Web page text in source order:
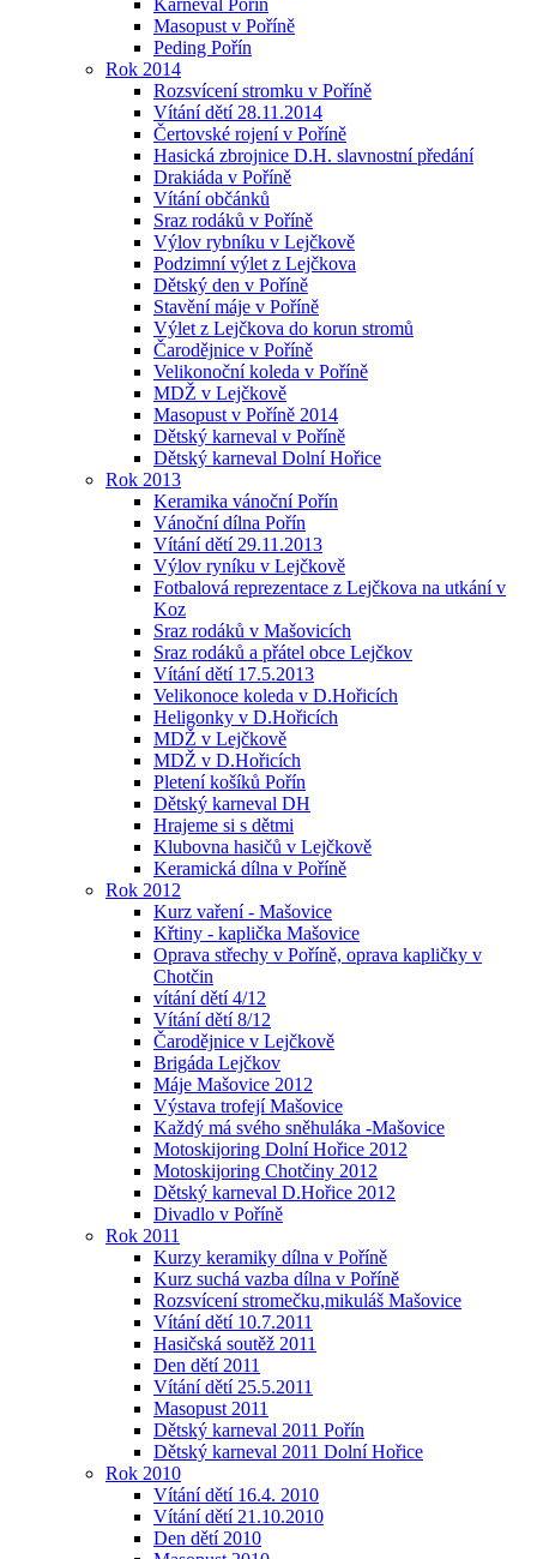
Karneval Pořín
Masopust v Poříně
Peding Pořín
Rok 2014
Rozsvícení stromku v Poříně
Vítání dětí 28.11.2014
Čertovské rojení v Poříně
Hasická zbrojnice D.H. slavnostní předání
Drakiáda v Poříně
Vítání občánků
Sraz rodáků v Poříně
Výlov rybníku v Lejčkově
Podzimní výlet z Lejčkova
Dětský den v Poříně
Stavění máje v Poříně
Výlet z Lejčkova do korun stromů
Čarodějnice v Poříně
Velikonoční koleda v Poříně
MDŽ v Lejčkově
Masopust v Poříně 2014
Dětský karneval v Poříně
Dětský karneval Dolní Hořice
Rok 2013
Keramika vánoční Pořín
Vánoční dílna Pořín
Vítání dětí 29.11.2013
Výlov ryníku v Lejčkově
Fotbalová reprezentace z Lejčkova na utkání v
Koz
Sraz rodáků v Mašovicích
Sraz rodáků a přátel obce Lejčkov
Vítání dětí 17.5.2013
Velikonoce koleda v D.Hořicích
Heligonky v D.Hořicích
MDŽ v Lejčkově
MDŽ v D.Hořicích
Pletení košíků Pořín
Dětský karneval DH
Hrajeme si s dětmi
Klubovna hasičů v Lejčkově
Keramická dílna v Poříně
Rok 2012
Kurz vaření - Mašovice
Křtiny - kaplička Mašovice
Oprava střechy v Poříně, oprava kapličky v
Chotčin
vítání dětí 4/12
Vítání dětí 8/12
Čarodějnice v Lejčkově
Brigáda Lejčkov
Máje Mašovice 2012
Výstava trofejí Mašovice
Každý má svého sněhuláka -Mašovice
Motoskijoring Dolní Hořice 2012
Motoskijoring Chotčiny 2012
Dětský karneval D.Hořice 2012
Divadlo v Poříně
Rok 2011
Kurzy keramiky dílna v Poříně
Kurz suchá vazba dílna v Poříně
Rozsvícení stromečku,mikuláš Mašovice
Vítání dětí 10.7.2011
Hasičská soutěž 2011
Den dětí 2011
Vítání dětí 25.5.2011
Masopust 2011
Dětský karneval 2011 Pořín
Dětský karneval 2011 Dolní Hořice
Rok 2010
Vítání dětí 16.4. 2010
Vítání dětí 21.10.2010
Den dětí 2010